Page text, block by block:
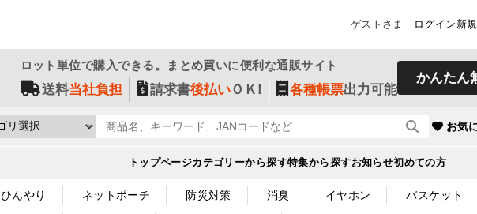
ゲストさま ログイン 新
ロット単位で購入できる。まとめ買いに便利な通販サイト
送料当社負担 請求書後払いＯＫ! 各種帳票出力可能
かんたん
お気
トップページカテゴリーから探す特集から探すお知らせ初めての方
ひんやり ネットポーチ 防災対策 消臭 イヤホン バスケット